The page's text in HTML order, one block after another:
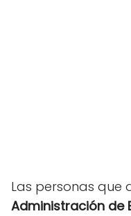
Las personas que
Administración de